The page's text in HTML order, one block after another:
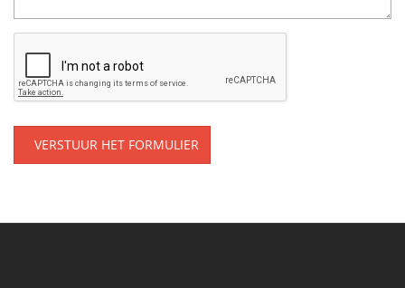
VERSTUUR HET FORMULIER